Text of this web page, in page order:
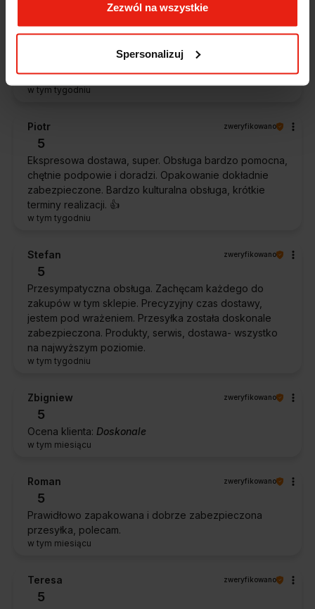
Zezwól na wszystkie
Spersonalizuj
5
oczekiwaniami. Sprzedawca profesjonalny i godny
polecenia 👍️👍️👍️👍️👍️👍️👍️
w tym tygodniu
Piotr zweryfikowano
5
Ekspresowa dostawa, super. Obsługa bardzo pomocna,
chętnie podpowie i doradzi. Opakowanie dokładnie
zabezpieczone. Bardzo kulturalna obsługa, krótkie
terminy realizacji. 👍️
w tym tygodniu
Stefan zweryfikowano
5
Przesympatyczna obsługa. Zachęcam każdego do
zakupów w tym sklepie. Precyzyjny czas dostawy,
jestem pod wrażeniem. Przesyłka została doskonale
zabezpieczona. Produkty, serwis, dostawa- wszystko
na najwyższym poziomie.
w tym tygodniu
Zbigniew zweryfikowano
5
Ocena klienta: Doskonale
w tym miesiącu
Roman zweryfikowano
5
Prawidłowo zapakowana i dobrze zabezpieczona
przesyłka, polecam.
w tym miesiącu
Teresa zweryfikowano
5